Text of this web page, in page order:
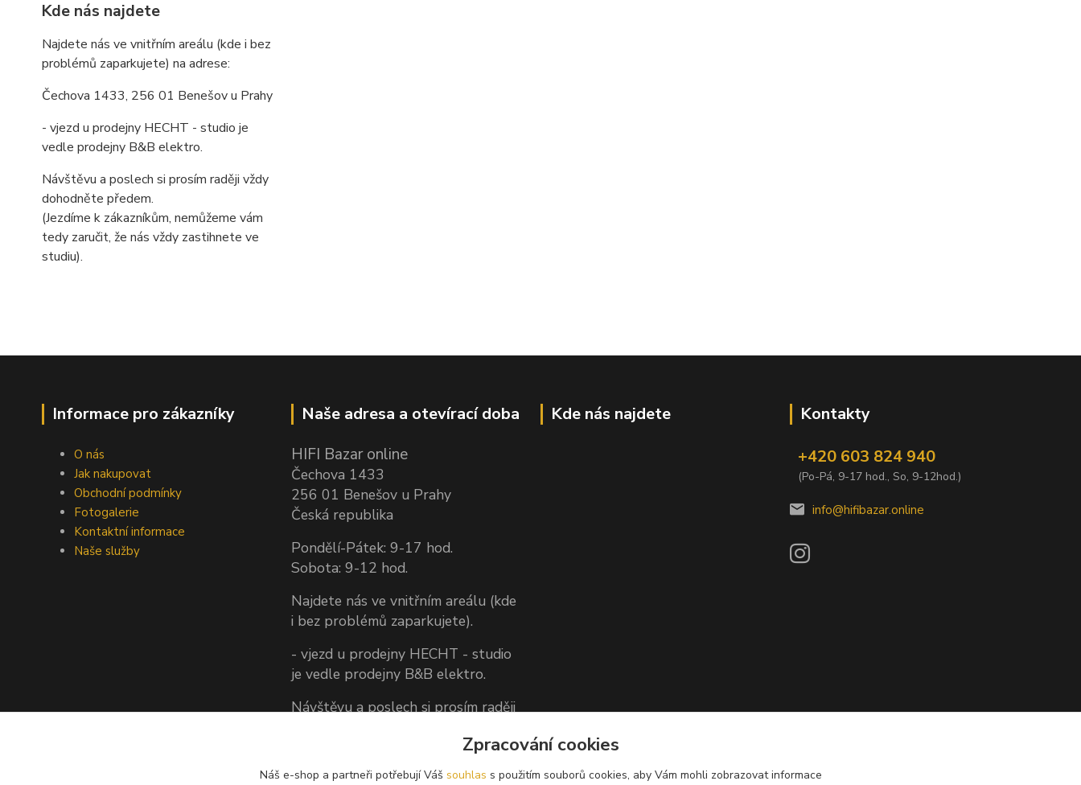
Kde nás najdete
Najdete nás ve vnitřním areálu (kde i bez
problémů zaparkujete) na adrese:
Čechova 1433, 256 01 Benešov u Prahy
- vjezd u prodejny HECHT - studio je
vedle prodejny B&B elektro.
Návštěvu a poslech si prosím raději vždy
dohodněte předem.
(Jezdíme k zákazníkům, nemůžeme vám
tedy zaručit, že nás vždy zastihnete ve
studiu).
Informace pro zákazníky
O nás
Jak nakupovat
Obchodní podmínky
Fotogalerie
Kontaktní informace
Naše služby
Naše adresa a otevírací doba
HIFI Bazar online
Čechova 1433
256 01 Benešov u Prahy
Česká republika
Pondělí-Pátek: 9-17 hod.
Sobota: 9-12 hod.
Najdete nás ve vnitřním areálu (kde
i bez problémů zaparkujete).
- vjezd u prodejny HECHT - studio
je vedle prodejny B&B elektro.
Návštěvu a poslech si prosím raději
(Jezdíme k zákazníkům, nemůžeme
vám tedy zaručit, že nás vždy
Kde nás najdete
Kontakty
+420 603 824 940
(Po-Pá, 9-17 hod., So, 9-12hod.)
info@hifibazar.online
Zpracování cookies
Náš e-shop a partneři potřebují Váš souhlas s použitím souborů cookies, aby Vám mohli zobrazovat informace